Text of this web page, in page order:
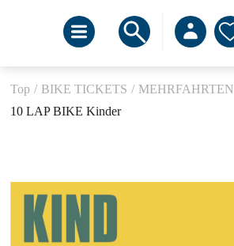
Top / BIKE TICKETS / MEHRFAHRTEN
10 LAP BIKE Kinder